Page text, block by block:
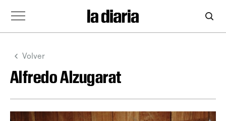
Volver
Alfredo Alzugarat